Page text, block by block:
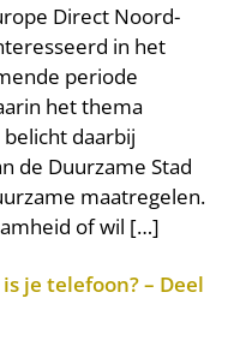
Direct Noord-
in het
periode
het thema
daarbij
de Duurzame Stad
maatregelen.
of wil […]
je telefoon? – Deel